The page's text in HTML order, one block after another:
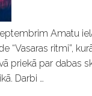
Amatu
“Vasaras ritmi”, kurā
priekā par dabas
Darbi …